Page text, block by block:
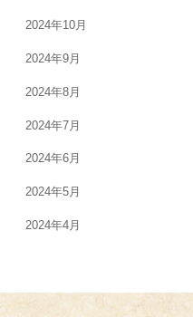
2024年10月
2024年9月
2024年8月
2024年7月
2024年6月
2024年5月
2024年4月